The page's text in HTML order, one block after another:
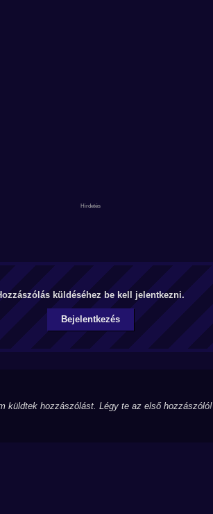
küldéséhez be kell jelentkezni.
Bejelentkezés
küldtek hozzászólást. Légy te az első hozzászóló!